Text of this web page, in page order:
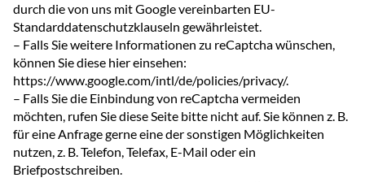
durch die von uns mit Google vereinbarten EU-
Standarddatenschutzklauseln gewährleistet.
– Falls Sie weitere Informationen zu reCaptcha wünschen,
können Sie diese hier einsehen:
https://www.google.com/intl/de/policies/privacy/.
– Falls Sie die Einbindung von reCaptcha vermeiden
möchten, rufen Sie diese Seite bitte nicht auf. Sie können z. B.
für eine Anfrage gerne eine der sonstigen Möglichkeiten
nutzen, z. B. Telefon, Telefax, E-Mail oder ein
Briefpostschreiben.